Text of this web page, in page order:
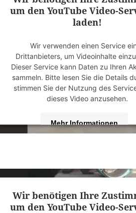
um den YouTube Video-
laden!
Wir verwenden einen Service
Drittanbieters, um Videoinhalte
Dieser Service kann Daten zu Ihren
sammeln. Bitte lesen Sie die Details
stimmen Sie der Nutzung des
dieses Video anzusehen.
Mehr Informationen
powered byUsercentrics Consent
Platform&eRecht24
Wir benötigen Ihre
um den YouTube Video-